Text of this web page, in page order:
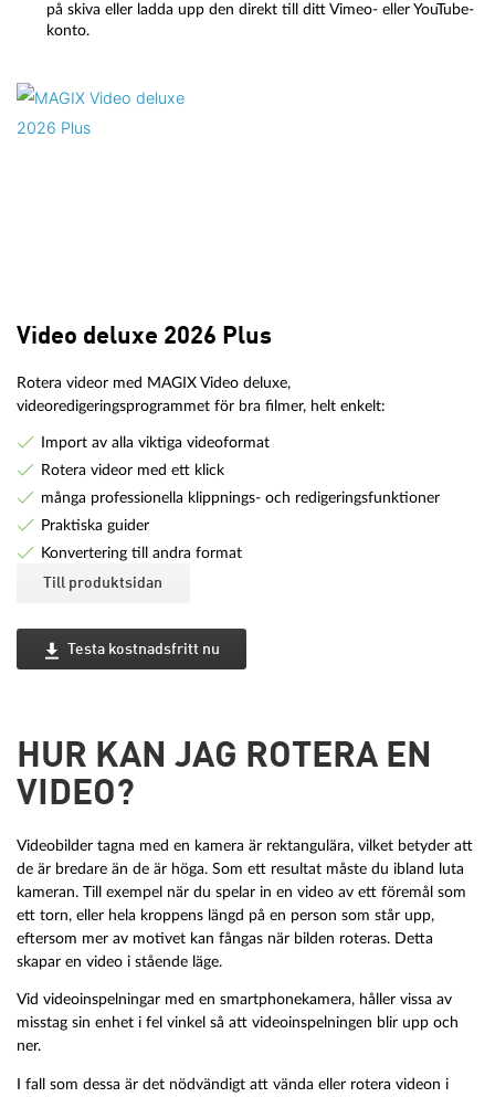
på skiva eller ladda upp den direkt till ditt Vimeo- eller YouTube-
konto.
Video deluxe 2026 Plus
Rotera videor med MAGIX Video deluxe,
videoredigeringsprogrammet för bra filmer, helt enkelt:
Import av alla viktiga videoformat
Rotera videor med ett klick
många professionella klippnings- och redigeringsfunktioner
Praktiska guider
Konvertering till andra format
Till produktsidan
Testa kostnadsfritt nu
HUR KAN JAG ROTERA EN
VIDEO?
Videobilder tagna med en kamera är rektangulära, vilket betyder att
de är bredare än de är höga. Som ett resultat måste du ibland luta
kameran. Till exempel när du spelar in en video av ett föremål som
ett torn, eller hela kroppens längd på en person som står upp,
eftersom mer av motivet kan fångas när bilden roteras. Detta
skapar en video i stående läge.
Vid videoinspelningar med en smartphonekamera, håller vissa av
misstag sin enhet i fel vinkel så att videoinspelningen blir upp och
ner.
I fall som dessa är det nödvändigt att vända eller rotera videon i